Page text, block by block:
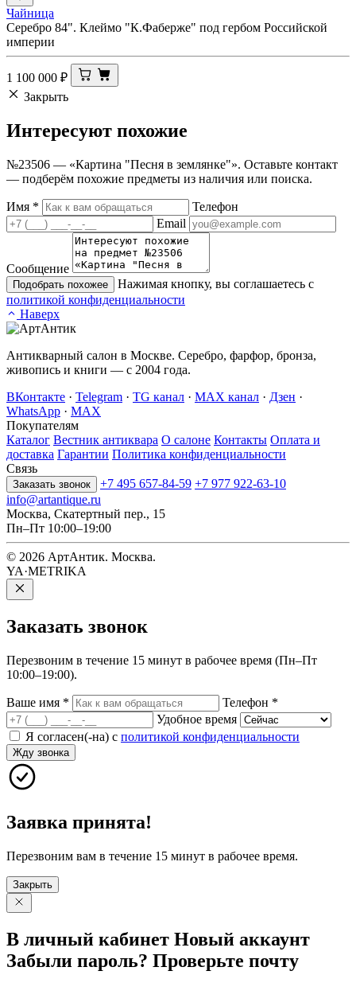
Чайница
Серебро 84". Клеймо "К.Фаберже" под гербом Российской
империи
1 100 000 ₽
Закрыть
Интересуют похожие
№23506 — «Картина "Песня в землянке"». Оставьте контакт
— подберём похожие предметы из наличия или поиска.
Имя *
Телефон
Email
Сообщение
Подобрать похожее
Нажимая кнопку, вы соглашаетесь с
политикой конфиденциальности
Наверх
Антикварный салон в Москве. Серебро, фарфор, бронза,
живопись и книги — с 2004 года.
ВКонтакте · Telegram · TG канал · MAX канал · Дзен ·
WhatsApp · MAX
Покупателям
Каталог Вестник антиквара О салоне Контакты Оплата и
доставка Гарантии Политика конфиденциальности
Связь
Заказать звонок +7 495 657-84-59 +7 977 922-63-10
info@artantique.ru
Москва, Скатертный пер., 15
Пн–Пт 10:00–19:00
© 2026 АртАнтик. Москва.
YA·METRIKA
Заказать звонок
Перезвоним в течение 15 минут в рабочее время (Пн–Пт
10:00–19:00).
Ваше имя * Телефон *
Удобное время
Я согласен(-на) с политикой конфиденциальности
Жду звонка
Заявка принята!
Перезвоним вам в течение 15 минут в рабочее время.
Закрыть
В личный кабинет Новый аккаунт
Забыли пароль? Проверьте почту